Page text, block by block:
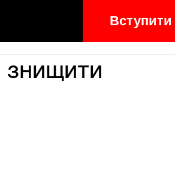
Вступити
знищити